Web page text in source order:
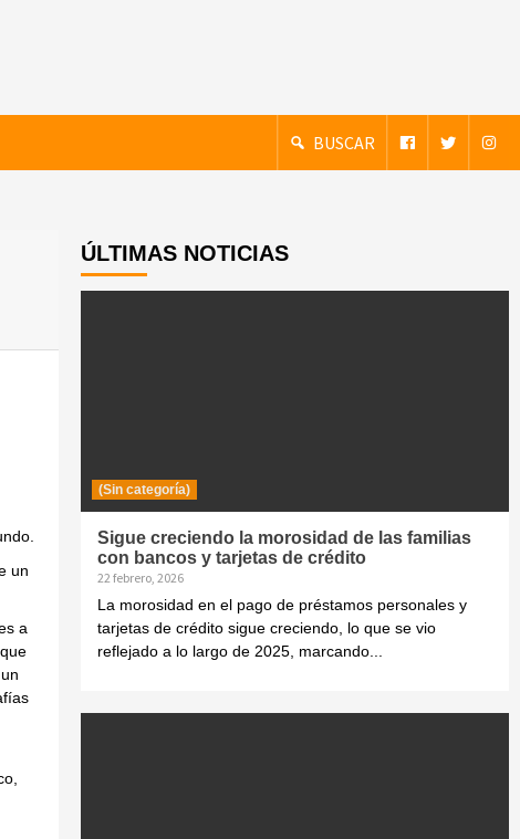
BUSCAR
un
a
ÚLTIMAS NOTICIAS
(Sin categoría)
Sigue creciendo la morosidad de las familias
con bancos y tarjetas de crédito
22 febrero, 2026
La morosidad en el pago de préstamos personales y
tarjetas de crédito sigue creciendo, lo que se vio
reflejado a lo largo de 2025, marcando...